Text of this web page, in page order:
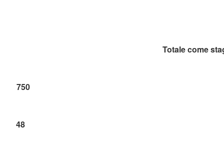
Totale come
750
48